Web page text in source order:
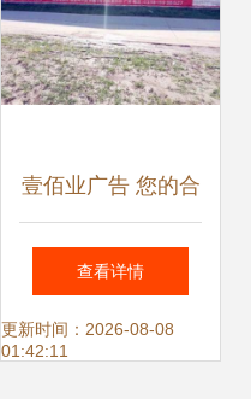
壹佰业广告 您的合
肥广告设计、制作
与发布一体化解决
查看详情
更新时间：2026-08-08
01:42:11